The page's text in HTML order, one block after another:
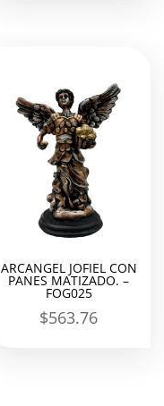
ARCANGEL JOFIEL CON
PANES MATIZADO. –
FOG025
$563.76